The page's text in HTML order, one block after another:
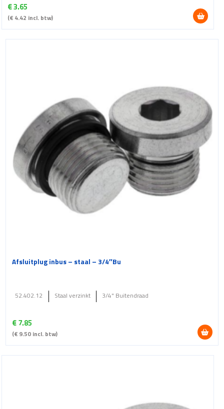
€3.65
(€ 4.42 incl. btw)
Afsluitplug inbus – staal – 3/4″Bu
€7.85
(€ 9.50incl. btw)
52.402.12 Staal verzinkt 3/4" Buitendraad